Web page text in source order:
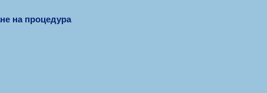
на процедура